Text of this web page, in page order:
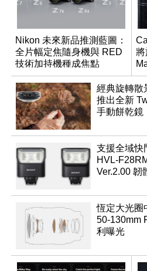
Nikon 未來新品推測藍圖：
全片幅定焦隨身機與 RED
技術加持機種成焦點
推
經典旋轉散
推出全新
手動餅乾鏡
支援全域快
HVL-
Ver.2.00 韌
恆定大光圈
50-130mm
利曝光